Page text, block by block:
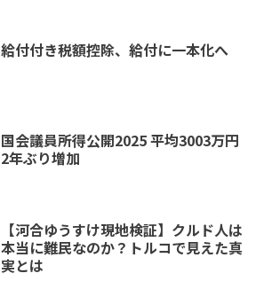
給付付き税額控除、給付に一本化へ
国会議員所得公開2025 平均3003万円
2年ぶり増加
【河合ゆうすけ現地検証】クルド人は
本当に難民なのか？トルコで見えた真
実とは